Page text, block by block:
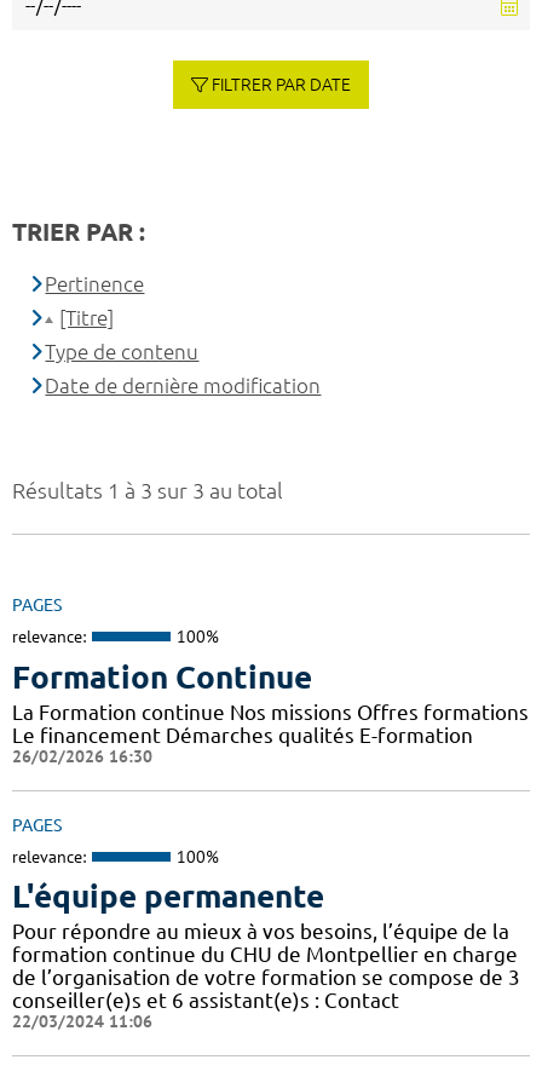
Résultats 1 à 3 sur 3 au total
PAGES
relevance: 100%
Formation Continue
La Formation continue Nos missions Offres formations
Le financement Démarches qualités E-formation
26/02/2026 16:30
PAGES
relevance: 100%
L'équipe permanente
Pour répondre au mieux à vos besoins, l’équipe de la
formation continue du CHU de Montpellier en charge
de l’organisation de votre formation se compose de 3
conseiller(e)s et 6 assistant(e)s : Contact
22/03/2024 11:06
FILTRER PAR DATE
TRIER PAR :
Pertinence
[Titre]
Type de contenu
Date de dernière modification